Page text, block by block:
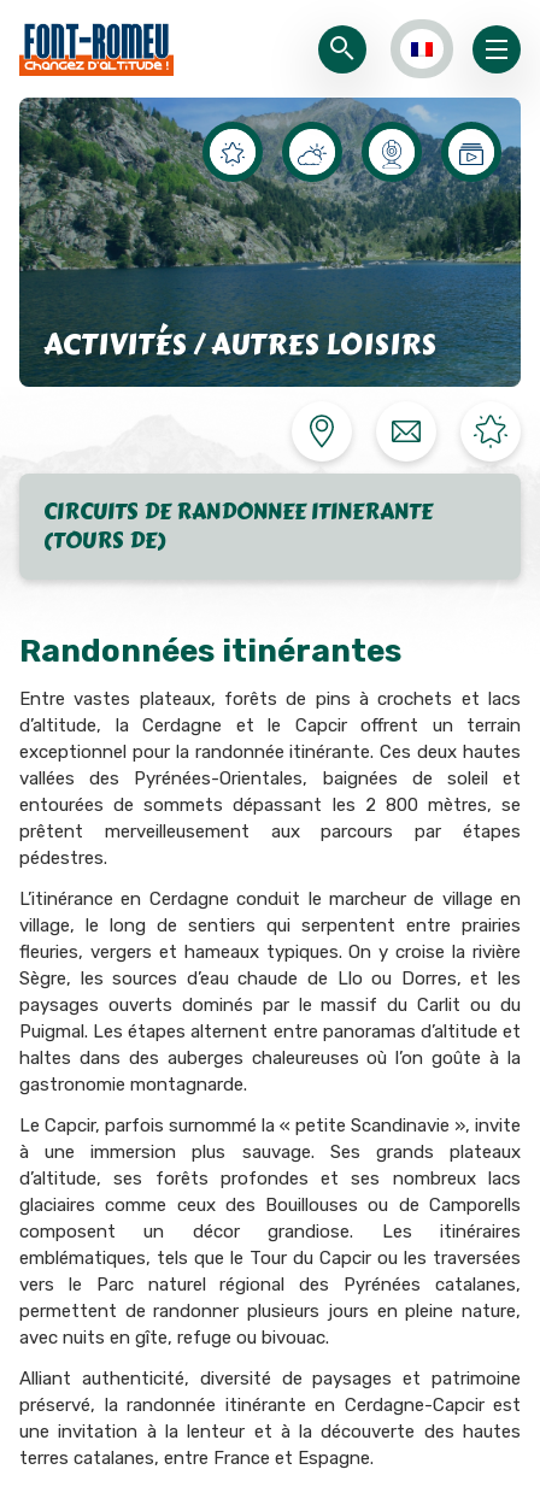
ACTIVITÉS / AUTRES LOISIRS
CIRCUITS DE RANDONNEE ITINERANTE
(TOURS DE)
Randonnées itinérantes
Entre vastes plateaux, forêts de pins à crochets et lacs
d’altitude, la Cerdagne et le Capciroffrent un terrain
exceptionnel pour la randonnée itinérante. Ces deux hautes
vallées des Pyrénées-Orientales, baignées de soleil et
entourées de sommets dépassant les 2 800 mètres, se
prêtent merveilleusement aux parcours par étapes
pédestres.
L’itinérance en Cerdagne conduit le marcheur de village en
village, le long de sentiers qui serpentent entre prairies
fleuries, vergers et hameaux typiques. On y croise la rivière
Sègre, les sources d’eau chaude de Llo ou Dorres, et les
paysages ouverts dominés par le massif du Carlit ou du
Puigmal. Les étapes alternent entre panoramas d’altitude et
haltes dans des auberges chaleureuses où l’on goûte à la
gastronomie montagnarde.
Le Capcir, parfois surnommé la « petite Scandinavie », invite
à une immersion plus sauvage. Ses grands plateaux
d’altitude, ses forêts profondes et ses nombreux lacs
glaciaires comme ceux des Bouillouses ou de Camporells
composent un décor grandiose. Les itinéraires
emblématiques, tels que le Tour du Capcir ou les traversées
vers le Parc naturel régional des Pyrénées catalanes,
permettent de randonner plusieurs jours en pleine nature,
avec nuits en gîte, refuge ou bivouac.
Alliant authenticité, diversité de paysages et patrimoine
préservé, la randonnée itinérante en Cerdagne-Capcir est
une invitation à la lenteur et à la découverte des hautes
terres catalanes, entre France et Espagne.